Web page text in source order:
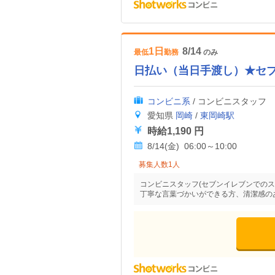
最低1日 勤務 8/14 のみ
日払い（当日手渡し）★セ
コンビニ系 / コンビニスタッフ
愛知県 岡崎 / 東岡崎駅
時給1,190 円
8/14(金) 06:00～10:00
募集人数1人
コンビニスタッフ(セブンイレブンでの
丁寧な言葉づかいができる方、清潔感